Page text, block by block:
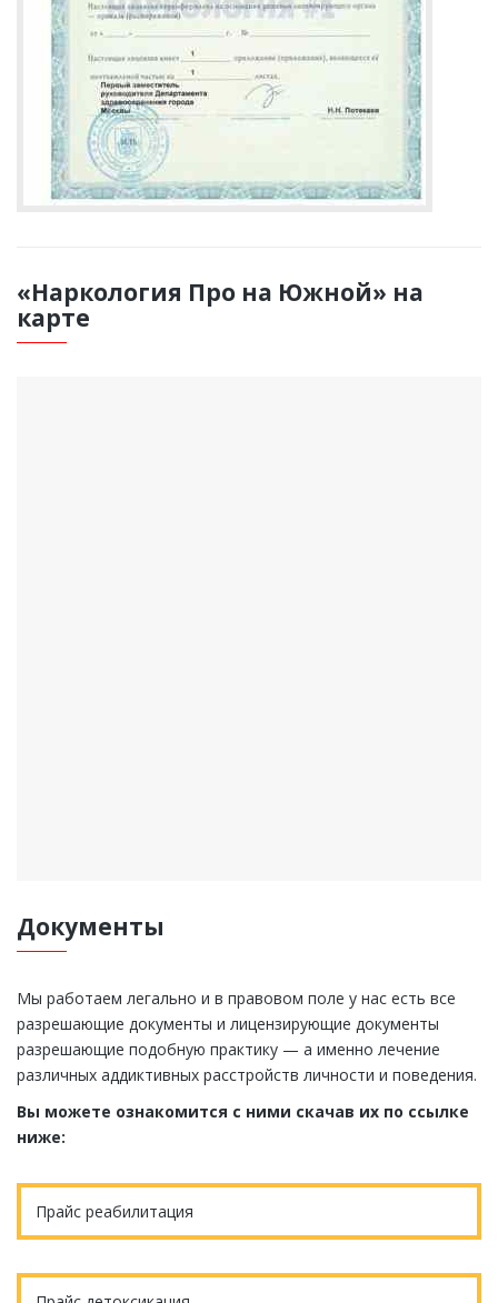
«Наркология Про на Южной» на
карте
Документы
Мы работаем легально и в правовом поле у нас есть все
разрешающие документы и лицензирующие документы
разрешающие подобную практику — а именно лечение
различных аддиктивных расстройств личности и поведения.
Вы можете ознакомится с ними скачав их по ссылке
ниже:
Прайс реабилитация